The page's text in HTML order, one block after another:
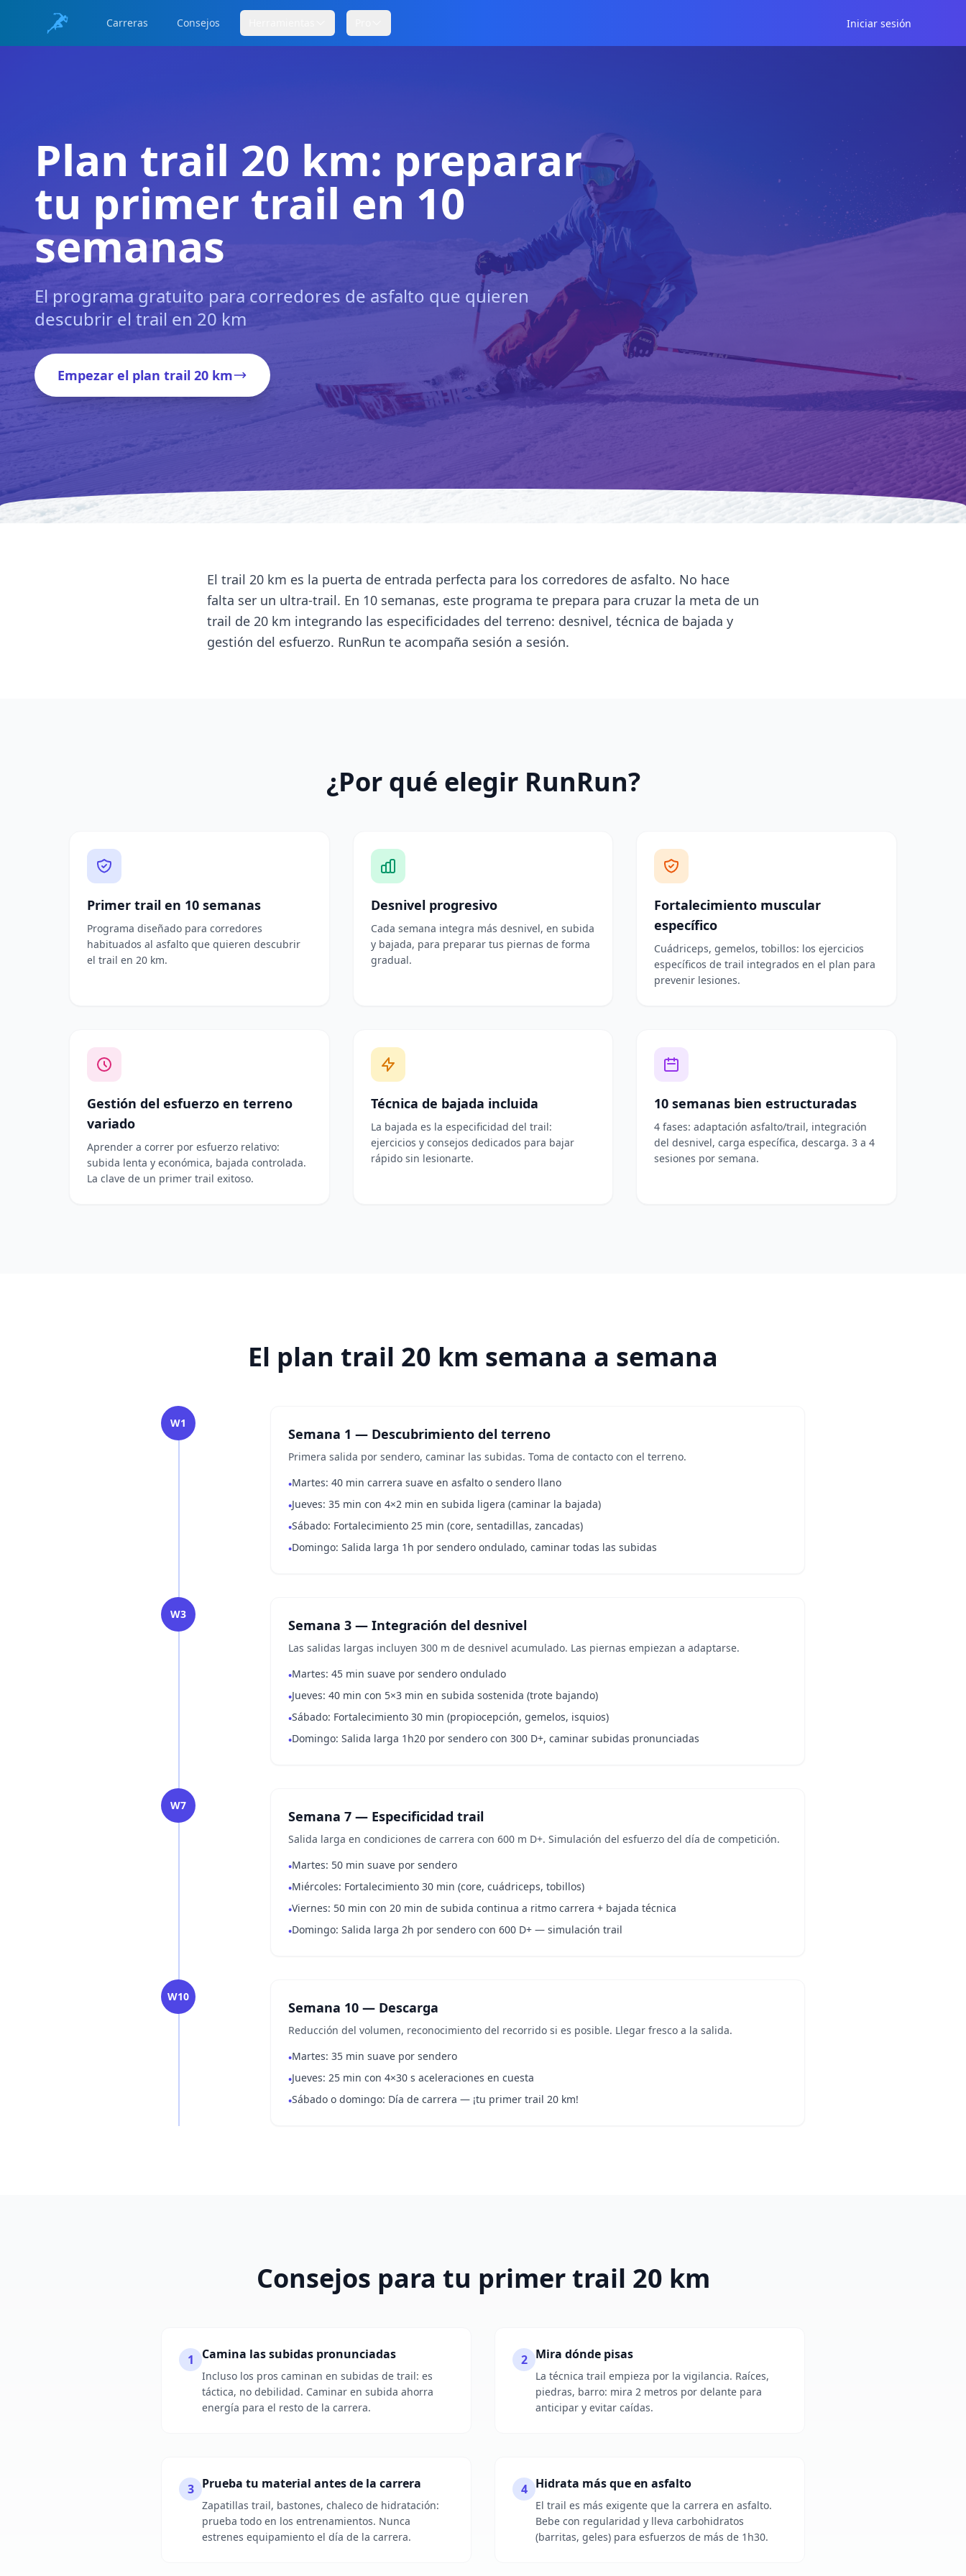
Carreras Consejos Iniciar sesión
Plan trail 20 km: preparar
tu primer trail en 10
semanas
El programa gratuito para corredores de asfalto que quieren
descubrir el trail en 20 km
Empezar el plan trail 20 km
El trail 20 km es la puerta de entrada perfecta para los corredores de asfalto. No hace
falta ser un ultra-trail. En 10 semanas, este programa te prepara para cruzar la meta de un
trail de 20 km integrando las especificidades del terreno: desnivel, técnica de bajada y
gestión del esfuerzo. RunRun te acompaña sesión a sesión.
¿Por qué elegir RunRun?
Primer trail en 10 semanas
Programa diseñado para corredores
habituados al asfalto que quieren descubrir
el trail en 20 km.
Desnivel progresivo
Cada semana integra más desnivel, en subida
y bajada, para preparar tus piernas de forma
gradual.
Fortalecimiento muscular
específico
Cuádriceps, gemelos, tobillos: los ejercicios
específicos de trail integrados en el plan para
prevenir lesiones.
Gestión del esfuerzo en terreno
variado
Aprender a correr por esfuerzo relativo:
subida lenta y económica, bajada controlada.
La clave de un primer trail exitoso.
Técnica de bajada incluida
La bajada es la especificidad del trail:
ejercicios y consejos dedicados para bajar
rápido sin lesionarte.
10 semanas bien estructuradas
4 fases: adaptación asfalto/trail, integración
del desnivel, carga específica, descarga. 3 a 4
sesiones por semana.
El plan trail 20 km semana a semana
W1
Semana 1 — Descubrimiento del terreno
Primera salida por sendero, caminar las subidas. Toma de contacto con el terreno.
•Martes: 40 min carrera suave en asfalto o sendero llano
•Jueves: 35 min con 4×2 min en subida ligera (caminar la bajada)
•Sábado: Fortalecimiento 25 min (core, sentadillas, zancadas)
•Domingo: Salida larga 1h por sendero ondulado, caminar todas las subidas
W3
Semana 3 — Integración del desnivel
Las salidas largas incluyen 300 m de desnivel acumulado. Las piernas empiezan a adaptarse.
•Martes: 45 min suave por sendero ondulado
•Jueves: 40 min con 5×3 min en subida sostenida (trote bajando)
•Sábado: Fortalecimiento 30 min (propiocepción, gemelos, isquios)
•Domingo: Salida larga 1h20 por sendero con 300 D+, caminar subidas pronunciadas
W7
Semana 7 — Especificidad trail
Salida larga en condiciones de carrera con 600 m D+. Simulación del esfuerzo del día de competición.
•Martes: 50 min suave por sendero
•Miércoles: Fortalecimiento 30 min (core, cuádriceps, tobillos)
•Viernes: 50 min con 20 min de subida continua a ritmo carrera + bajada técnica
•Domingo: Salida larga 2h por sendero con 600 D+ — simulación trail
W10
Semana 10 — Descarga
Reducción del volumen, reconocimiento del recorrido si es posible. Llegar fresco a la salida.
•Martes: 35 min suave por sendero
•Jueves: 25 min con 4×30 s aceleraciones en cuesta
•Sábado o domingo: Día de carrera — ¡tu primer trail 20 km!
Consejos para tu primer trail 20 km
1 Camina las subidas pronunciadas
Incluso los pros caminan en subidas de trail: es
táctica, no debilidad. Caminar en subida ahorra
energía para el resto de la carrera.
2 Mira dónde pisas
La técnica trail empieza por la vigilancia. Raíces,
piedras, barro: mira 2 metros por delante para
anticipar y evitar caídas.
3 Prueba tu material antes de la carrera
Zapatillas trail, bastones, chaleco de hidratación:
prueba todo en los entrenamientos. Nunca
estrenes equipamiento el día de la carrera.
4 Hidrata más que en asfalto
El trail es más exigente que la carrera en asfalto.
Bebe con regularidad y lleva carbohidratos
(barritas, geles) para esfuerzos de más de 1h30.